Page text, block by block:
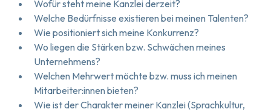
Wofür steht meine Kanzlei derzeit?
Welche Bedürfnisse existieren bei meinen Talenten?
Wie positioniert sich meine Konkurrenz?
Wo liegen die Stärken bzw. Schwächen meines
Unternehmens?
Welchen Mehrwert möchte bzw. muss ich meinen
Mitarbeiter:innen bieten?
Wie ist der Charakter meiner Kanzlei (Sprachkultur,